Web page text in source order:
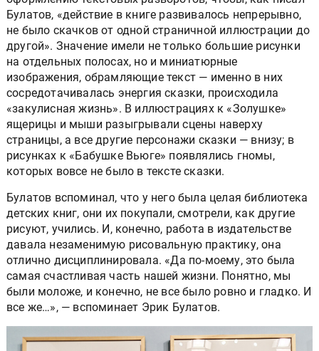
Булатов, «действие в книге развивалось непрерывно,
не было скачков от одной страничной иллюстрации до
другой». Значение имели не только большие рисунки
на отдельных полосах, но и миниатюрные
изображения, обрамляющие текст — именно в них
сосредотачивалась энергия сказки, происходила
«закулисная жизнь». В иллюстрациях к «Золушке»
ящерицы и мыши разыгрывали сцены наверху
страницы, а все другие персонажи сказки — внизу; в
рисунках к «Бабушке Вьюге» появлялись гномы,
которых вовсе не было в тексте сказки.
Булатов вспоминал, что у него была целая библиотека
детских книг, они их покупали, смотрели, как другие
рисуют, учились. И, конечно, работа в издательстве
давала незаменимую рисовальную практику, она
отлично дисциплинировала. «Да по-моему, это была
самая счастливая часть нашей жизни. Понятно, мы
были моложе, и конечно, не все было ровно и гладко. И
все же…», — вспоминает Эрик Булатов.